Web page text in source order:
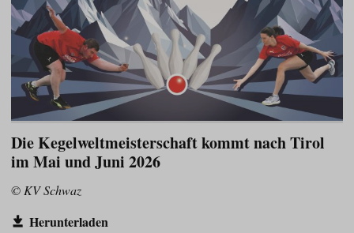
Die Kegelweltmeisterschaft kommt nach Tirol
im Mai und Juni 2026
© KV Schwaz
Herunterladen